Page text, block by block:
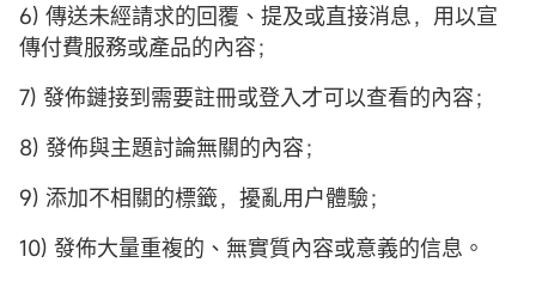
6) 傳送未經請求的回覆、提及或直接消息，用以宣
傳付費服務或產品的內容；
7) 發佈鏈接到需要註冊或登入才可以查看的內容；
8) 發佈與主題討論無關的內容；
9) 添加不相關的標籤，擾亂用户體驗；
10) 發佈大量重複的、無實質內容或意義的信息。